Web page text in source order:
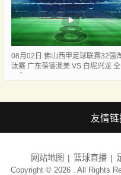
08月02日 佛山西甲足球联赛32强
汰赛 广东葆德澳美 VS 白坭兴龙
友情链
网站地图 篮球直播
Copyright © 2026 . All Rights